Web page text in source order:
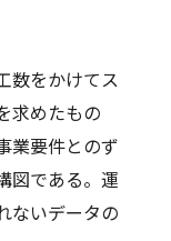
数をかけてス
求めたもの
業要件とのず
図である。運
ないデータの